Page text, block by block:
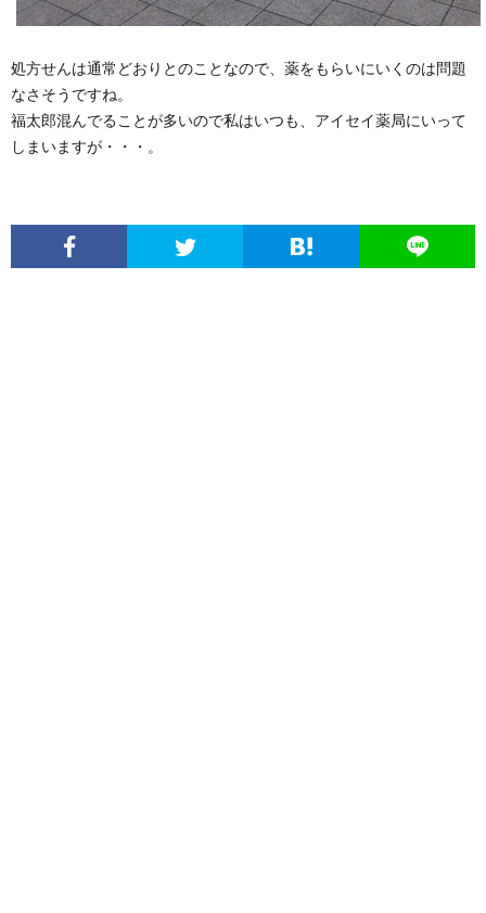
処方せんは通常どおりとのことなので、薬をもらいにいくのは問題
なさそうですね。
福太郎混んでることが多いので私はいつも、アイセイ薬局にいって
しまいますが・・・。